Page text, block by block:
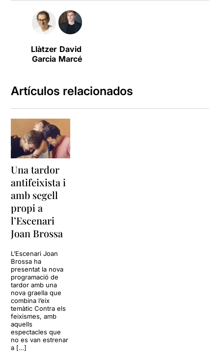
Llàtzer
Garcia
David
Marcé
Artículos relacionados
Una tardor
antifeixista i
amb segell
propi a
l’Escenari
Joan Brossa
L’Escenari Joan
Brossa ha
presentat la nova
programació de
tardor amb una
nova graella que
combina l’eix
temàtic Contra els
feixismes, amb
aquells
espectacles que
no es van estrenar
a […]